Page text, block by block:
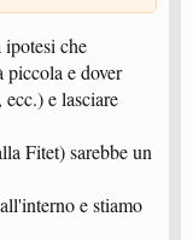
che
piccola e dover
e lasciare
Fitet) sarebbe un
e stiamo